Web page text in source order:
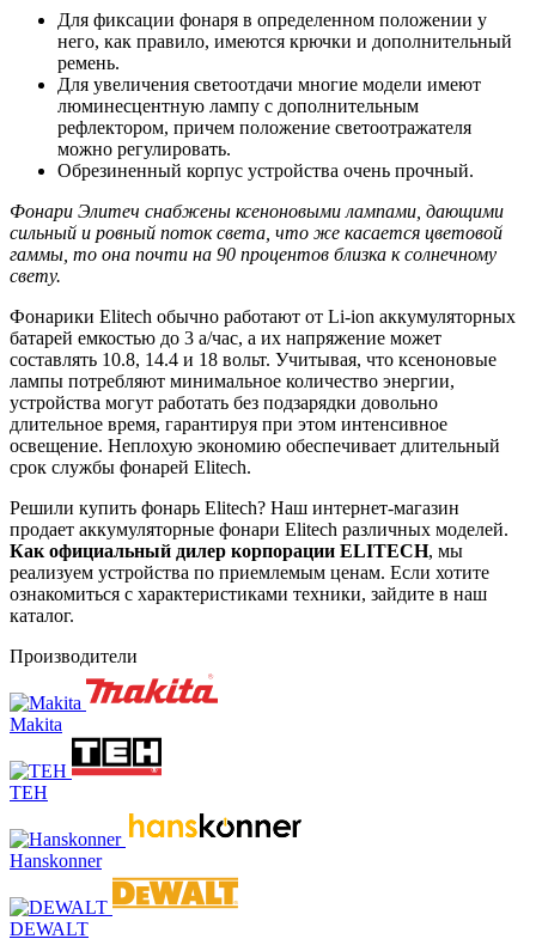
Для фиксации фонаря в определенном положении у
него, как правило, имеются крючки и дополнительный
ремень.
Для увеличения светоотдачи многие модели имеют
люминесцентную лампу с дополнительным
рефлектором, причем положение светоотражателя
можно регулировать.
Обрезиненный корпус устройства очень прочный.
Фонари Элитеч снабжены ксеноновыми лампами, дающими
сильный и ровный поток света, что же касается цветовой
гаммы, то она почти на 90 процентов близка к солнечному
свету.
Фонарики Elitech обычно работают от Li-ion аккумуляторных
батарей емкостью до 3 а/час, а их напряжение может
составлять 10.8, 14.4 и 18 вольт. Учитывая, что ксеноновые
лампы потребляют минимальное количество энергии,
устройства могут работать без подзарядки довольно
длительное время, гарантируя при этом интенсивное
освещение. Неплохую экономию обеспечивает длительный
срок службы фонарей Elitech.
Решили купить фонарь Elitech? Наш интернет-магазин
продает аккумуляторные фонари Elitech различных моделей.
Как официальный дилер корпорации ELITECH, мы
реализуем устройства по приемлемым ценам. Если хотите
ознакомиться с характеристиками техники, зайдите в наш
каталог.
Производители
Makita
TEH
Hanskonner
DEWALT